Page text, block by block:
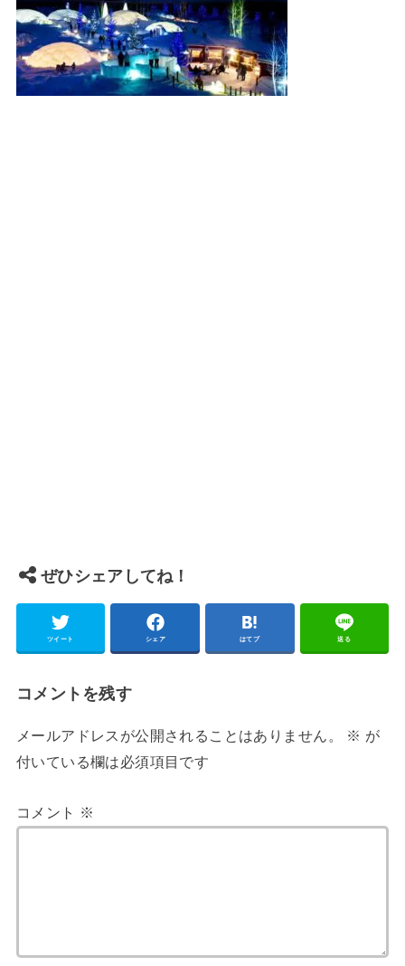
ぜひシェアしてね！
ツイート シェア はてブ 送る
コメントを残す
メールアドレスが公開されることはありません。 ※ が
付いている欄は必須項目です
コメント ※